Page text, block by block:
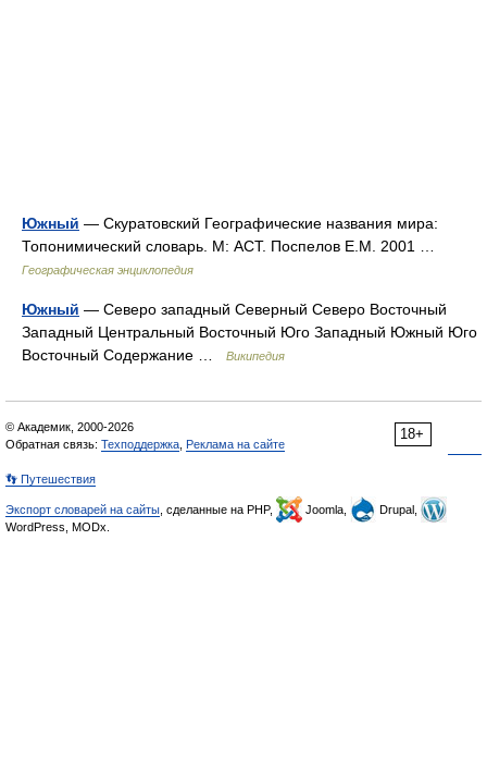
Южный — Скуратовский Географические названия мира:
Топонимический словарь. М: АСТ. Поспелов Е.М. 2001 …
Географическая энциклопедия
Южный — Северо западный Северный Северо Восточный
Западный Центральный Восточный Юго Западный Южный Юго
Восточный Содержание …
Википедия
18+
© Академик, 2000-2026
Обратная связь: Техподдержка Реклама на сайте
👣 Путешествия
Экспорт словарей на сайты , сделанные на PHP, Joomla,
Drupal,
WordPress, MODx.